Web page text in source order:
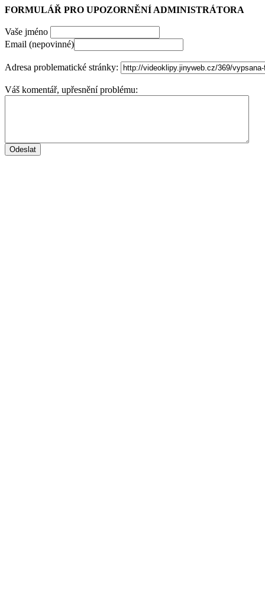
FORMULÁŘ PRO UPOZORNĚNÍ ADMINISTRÁTORA
Vaše jméno
Email (nepovinné)
Adresa problematické stránky:
Váš komentář, upřesnění problému: